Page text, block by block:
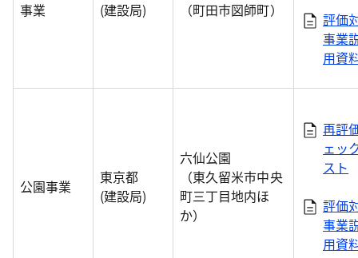
事業 (建設局) （町田市図師町）
評価
事業
用資
公園事業
東京都
(建設局)
六仙公園
（東久留米市中央
町三丁目地内ほ
か）
再評
ェッ
スト
評価
事業
用資